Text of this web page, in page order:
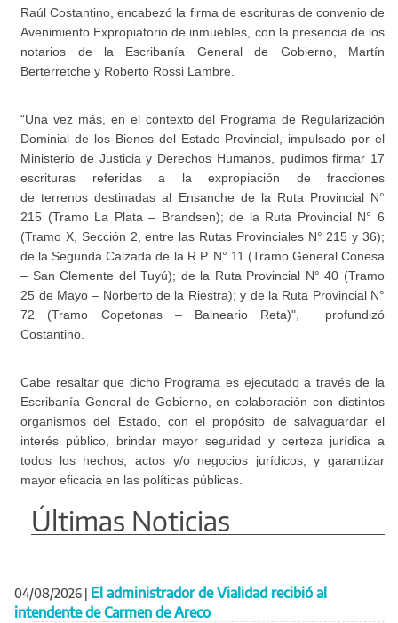
Raúl Costantino, encabezó la firma de escrituras de convenio de
Avenimiento Expropiatorio de inmuebles, con la presencia de los
notarios de la Escribanía General de Gobierno, Martín
Berterretche y Roberto Rossi Lambre.
“Una vez más, en el contexto del Programa de Regularización
Dominial de los Bienes del Estado Provincial, impulsado por el
Ministerio de Justicia y Derechos Humanos, pudimos firmar 17
escrituras referidas a la expropiación de fracciones
de terrenos destinadas al Ensanche de la Ruta Provincial N°
215 (Tramo La Plata – Brandsen); de la Ruta Provincial N° 6
(Tramo X, Sección 2, entre las Rutas Provinciales N° 215 y 36);
de la Segunda Calzada de la R.P. N° 11 (Tramo General Conesa
– San Clemente del Tuyú); de la Ruta Provincial N° 40 (Tramo
25 de Mayo – Norberto de la Riestra); y de la Ruta Provincial N°
72 (Tramo Copetonas – Balneario Reta)", profundizó
Costantino.
Cabe resaltar que dicho Programa es ejecutado a través de la
Escribanía General de Gobierno, en colaboración con distintos
organismos del Estado, con el propósito de salvaguardar el
interés público, brindar mayor seguridad y certeza jurídica a
todos los hechos, actos y/o negocios jurídicos, y garantizar
mayor eficacia en las políticas públicas.
Últimas Noticias
04/08/2026 | El administrador de Vialidad recibió al
intendente de Carmen de Areco